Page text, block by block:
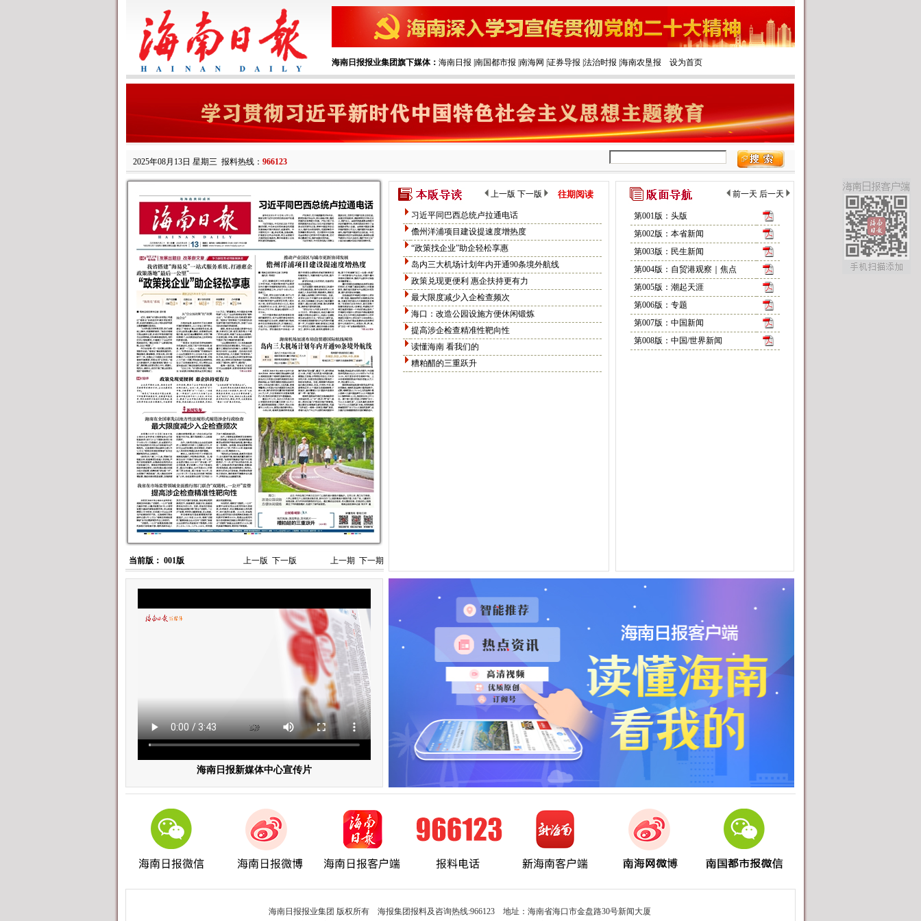
海南日报报业集团旗下媒体： 海南日报 南国都市报 南海网 证券导报 法治时报 海南农垦报 设为首页
2025年08月13日 星期三 报料热线： 966123
当前版： 001版 上一版 下一版 上一期 下一期
上一版 下一版 往期阅读
习近平同巴西总统卢拉通电话
儋州洋浦项目建设提速度增热度
“政策找企业”助企轻松享惠
岛内三大机场计划年内开通90条境外航线
政策兑现更便利 惠企扶持更有力
最大限度减少入企检查频次
海口：改造公园设施方便休闲锻炼
提高涉企检查精准性靶向性
读懂海南 看我们的
糟粕醋的三重跃升
前一天 后一天
第001版：头版
第002版：本省新闻
第003版：民生新闻
第004版：自贸港观察｜焦点
第005版：潮起天涯
第006版：专题
第007版：中国新闻
第008版：中国/世界新闻